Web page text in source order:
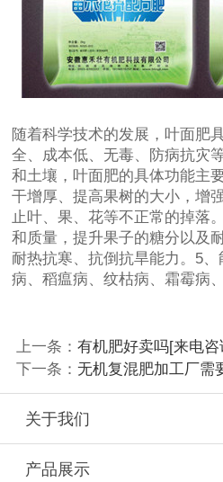
随着科学技术的发展，叶面肥
全、成本低、无毒、防病抗灾
和土壤，叶面肥的具体功能主
干增厚、提高果树的大小，增
止叶、果、花等不正常的掉落
和质量，提升果子的糖分以及
耐热抗寒、抗倒抗旱能力。5
病、稻瘟病、纹枯病、霜霉病
上一条： 有机肥好卖吗[来电咨
下一条： 无机复混肥加工厂需
关于我们
产品展示